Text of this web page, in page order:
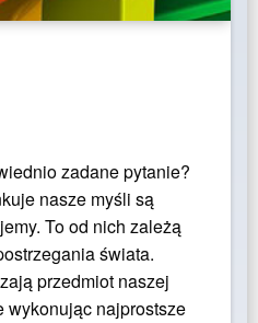
zadane pytanie?
nasze myśli są
To od nich zależą
świata.
przedmiot naszej
wykonując najprostsze